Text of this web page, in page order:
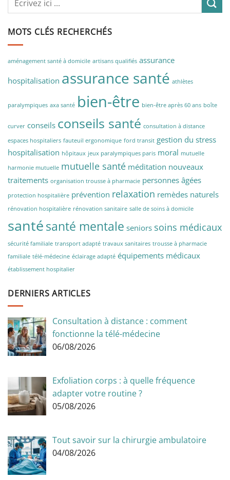
MOTS CLÉS RECHERCHÉS
aménagement santé à domicile artisans qualifiés assurance
hospitalisation assurance santé athlètes
paralympiques axa santé bien-être bien-être après 60 ans boîte
curver conseils conseils santé consultation à distance
espaces hospitaliers fauteuil ergonomique ford transit gestion du stress
hospitalisation hôpitaux jeux paralympiques paris moral mutuelle
harmonie mutuelle mutuelle santé méditation nouveaux
traitements organisation trousse à pharmacie personnes âgées
protection hospitalière prévention relaxation remèdes naturels
rénovation hospitalière rénovation sanitaire salle de soins à domicile
santésanté mentale seniors soins médicaux
sécurité familiale transport adapté travaux sanitaires trousse à pharmacie
familiale télé-médecine éclairage adapté équipements médicaux
établissement hospitalier
DERNIERS ARTICLES
Consultation à distance : comment
fonctionne la télé-médecine
06/08/2026
Exfoliation corps : à quelle fréquence
adapter votre routine ?
05/08/2026
Tout savoir sur la chirurgie ambulatoire
04/08/2026